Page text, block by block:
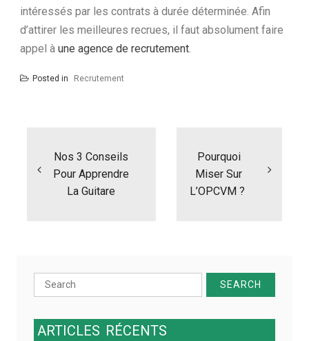
intéressés par les contrats à durée déterminée. Afin
d’attirer les meilleures recrues, il faut absolument faire
appel à une agence de recrutement.
Posted in Recrutement
Nos 3 Conseils
Pour Apprendre
La Guitare
Pourquoi
Miser Sur
L’OPCVM ?
Search
for:
ARTICLES RÉCENTS